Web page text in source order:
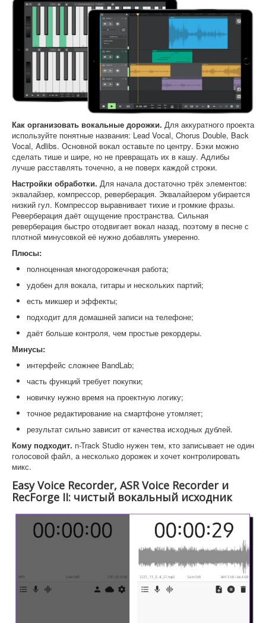
Как организовать вокальные дорожки. Для аккуратного проекта
используйте понятные названия: Lead Vocal, Chorus Double, Back
Vocal, Adlibs. Основной вокал оставьте по центру. Бэки можно
сделать тише и шире, но не превращать их в кашу. Адлибы
лучше расставлять точечно, а не поверх каждой строки.
Настройки обработки. Для начала достаточно трёх элементов:
эквалайзер, компрессор, реверберация. Эквалайзером убирается
низкий гул. Компрессор выравнивает тихие и громкие фразы.
Реверберация даёт ощущение пространства. Сильная
реверберация быстро отодвигает вокал назад, поэтому в песне с
плотной минусовкой её нужно добавлять умеренно.
Плюсы:
полноценная многодорожечная работа;
удобен для вокала, гитары и нескольких партий;
есть микшер и эффекты;
подходит для домашней записи на телефоне;
даёт больше контроля, чем простые рекордеры.
Минусы:
интерфейс сложнее BandLab;
часть функций требует покупки;
новичку нужно время на проектную логику;
точное редактирование на смартфоне утомляет;
результат сильно зависит от качества исходных дублей.
Кому подходит. n-Track Studio нужен тем, кто записывает не один
голосовой файл, а несколько дорожек и хочет контролировать
микс.
Easy Voice Recorder, ASR Voice Recorder и
RecForge II: чистый вокальный исходник